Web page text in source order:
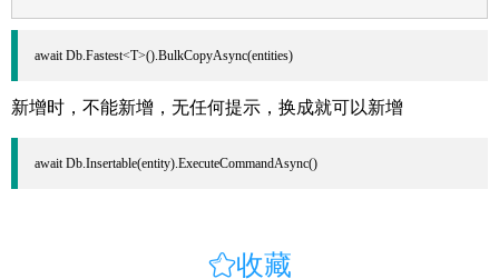
await Db.Fastest<T>().BulkCopyAsync(entities)
新增时，不能新增，无任何提示，换成就可以新增
await Db.Insertable(entity).ExecuteCommandAsync()
收藏